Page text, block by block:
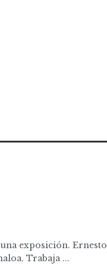
exposición. Ernesto
Trabaja ...